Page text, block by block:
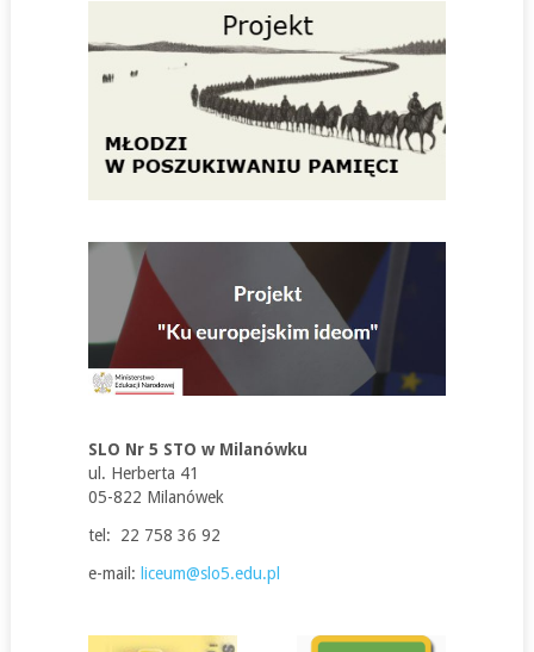
SLO Nr 5 STO w Milanówku
ul. Herberta 41
05-822 Milanówek
tel: 22 758 36 92
e-mail: liceum@slo5.edu.pl